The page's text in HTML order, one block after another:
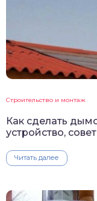
Строительство и монтаж
Как сделать
устройство,
Читать далее